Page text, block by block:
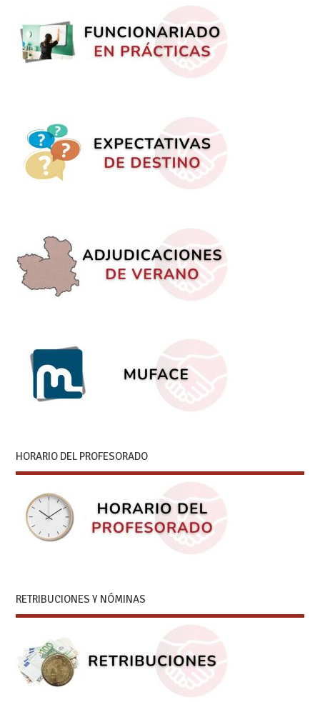
HORARIO DEL PROFESORADO
RETRIBUCIONES Y NÓMINAS